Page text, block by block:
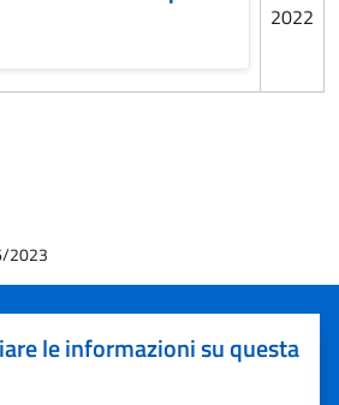
2022
2023
le informazioni su questa